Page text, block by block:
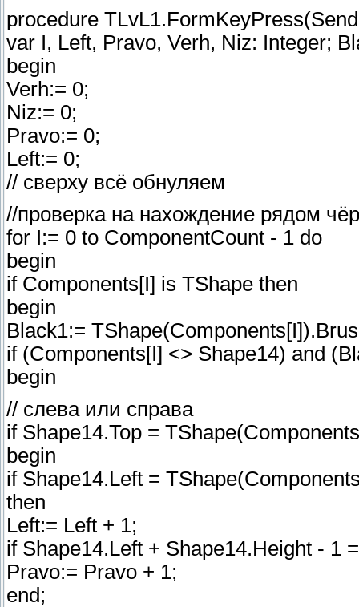
procedure
var I, Left, Pravo, Verh, Niz: Integer;
begin
Verh:= 0;
Niz:= 0;
Pravo:= 0;
Left:= 0;
// сверху всё обнуляем
//проверка на нахождение рядом
for I:= 0 to ComponentCount - 1 do
begin
if Components[I] is TShape then
begin
Black1:=
if (Components[I] <> Shape14) and
begin
// слева или справа
if Shape14.Top =
begin
if Shape14.Left =
then
Left:= Left + 1;
if Shape14.Left + Shape14.Height - 1
Pravo:= Pravo + 1;
end;